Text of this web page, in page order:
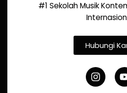
#1 Sekolah Musik
Hubungi